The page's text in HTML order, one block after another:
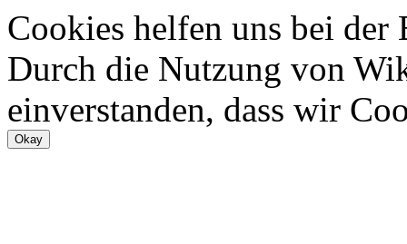
Cookies helfen uns bei
Durch die Nutzung von
einverstanden, dass wir